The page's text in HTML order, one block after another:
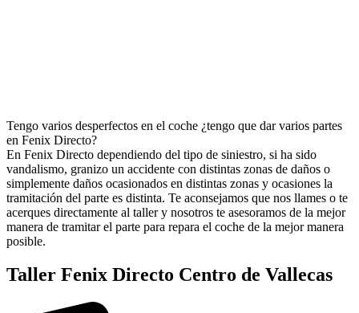
Tengo varios desperfectos en el coche ¿tengo que dar varios partes
en Fenix Directo?
En Fenix Directo dependiendo del tipo de siniestro, si ha sido
vandalismo, granizo un accidente con distintas zonas de daños o
simplemente daños ocasionados en distintas zonas y ocasiones la
tramitación del parte es distinta. Te aconsejamos que nos llames o te
acerques directamente al taller y nosotros te asesoramos de la mejor
manera de tramitar el parte para repara el coche de la mejor manera
posible.
Taller Fenix Directo Centro de Vallecas